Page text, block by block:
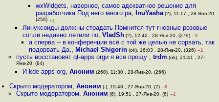
wxWidgets, наверное, самое адекватное решение для
разработчика Под него много ра, InuYasha(?), 11:17 , 28-Янв-20,
(256) +1
Линуксоиды должны страдать Помнится тут гневные розовые
сопли недавно летели по, VladSh(?), 12:42 , 28-Янв-20, (279) –2
а сперва -- в конференции всё с той же целью не сорвать, так
подорвать Да,, Michael Shigorin (ok), 16:03 , 28-Янв-20, (326) –1
пусть восстановят qt-apps orgи я все прощу , trdm (ok), 21:41 , 27-
Янв-20, (84)
И kde-apps org, Аноним (260), 11:30 , 28-Янв-20, (266)
Скрыто модератором,Аноним (-), 19:48 , 27-Янв-20, (2) –8
Скрыто модератором, Аноним (6), 19:51 , 27-Янв-20, (6) –1